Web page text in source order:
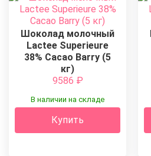
Шоколад молочный
Lactee Superieure
38% Cacao Barry (5
кг)
9586 ₽
В наличии на складе
Купить